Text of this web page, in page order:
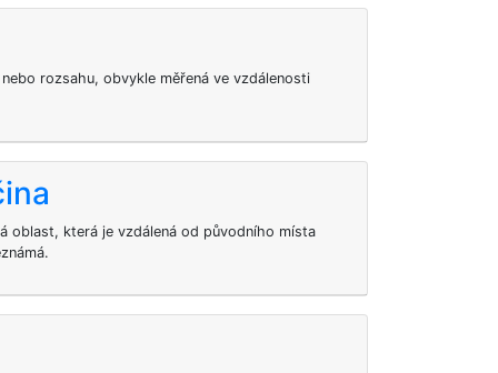
rozsahu, obvykle měřená ve vzdálenosti
oblast, která je vzdálená od původního místa